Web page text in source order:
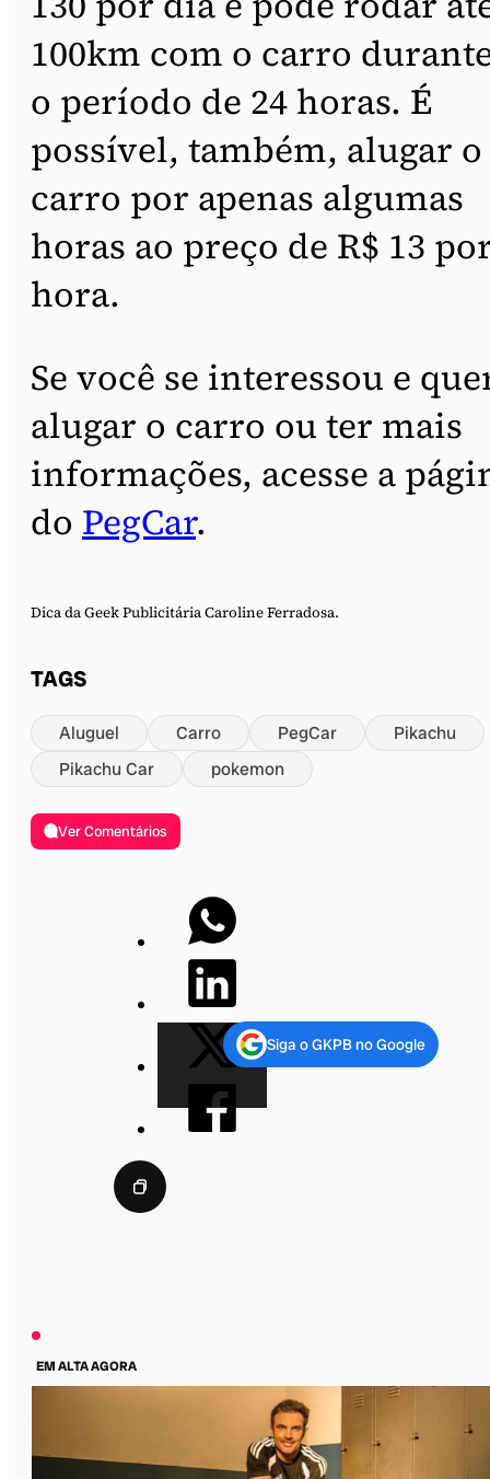
100km com o carro
o período de 24 horas. É
possível, também, alugar o
carro por apenas algumas
horas ao preço de R$ 13
hora.
Se você se interessou e
alugar o carro ou ter mais
informações, acesse a
do PegCar.
Dica da Geek Publicitária Caroline Ferradosa.
TAGS
Aluguel Carro PegCar
Pikachu
Pikachu Car
pokemon
Ver Comentários
Siga o GKPB no Google
EM ALTA AGORA